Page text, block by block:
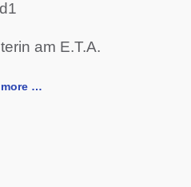
am E.T.A.
more …